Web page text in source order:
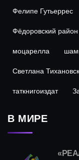
Фелипе Гутьеррес
Фёдоровский район
моцарелла
Светлана
таткнигоиздат
В МИРЕ